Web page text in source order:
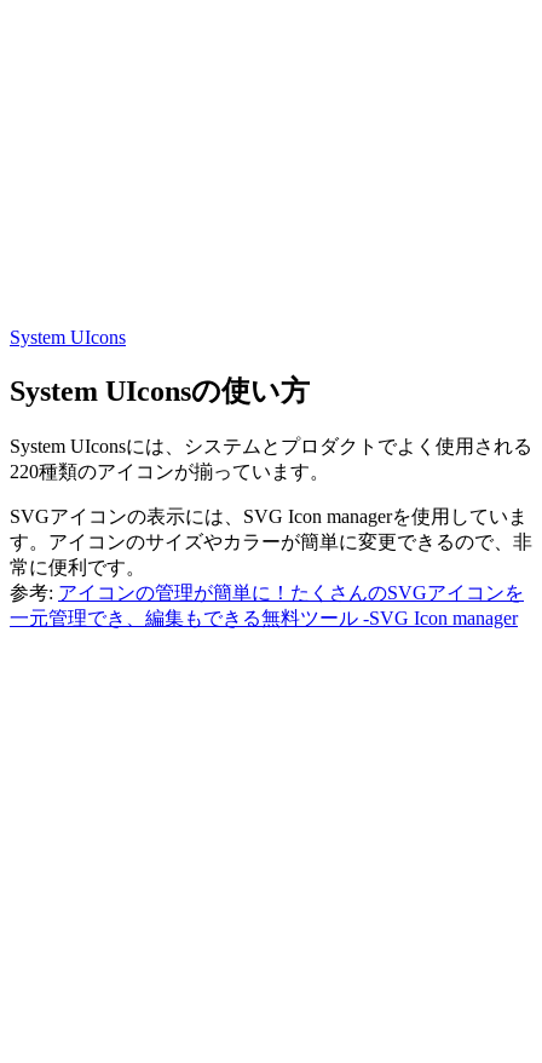
System UIcons
System UIconsの使い方
System UIconsには、システムとプロダクトでよく使用される
220種類のアイコンが揃っています。
SVGアイコンの表示には、SVG Icon managerを使用していま
す。アイコンのサイズやカラーが簡単に変更できるので、非
常に便利です。
参考: アイコンの管理が簡単に！たくさんのSVGアイコンを
一元管理でき、編集もできる無料ツール -SVG Icon manager